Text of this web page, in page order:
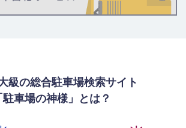
級の総合駐車場検索サイト
駐車場の神様」とは？